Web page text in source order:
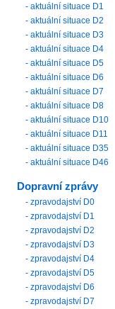
- aktuální situace D1
- aktuální situace D2
- aktuální situace D3
- aktuální situace D4
- aktuální situace D5
- aktuální situace D6
- aktuální situace D7
- aktuální situace D8
- aktuální situace D10
- aktuální situace D11
- aktuální situace D35
- aktuální situace D46
Dopravní zprávy
- zpravodajství D0
- zpravodajství D1
- zpravodajství D2
- zpravodajství D3
- zpravodajství D4
- zpravodajství D5
- zpravodajství D6
- zpravodajství D7